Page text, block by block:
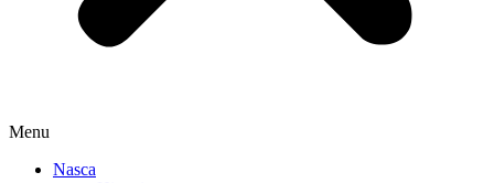
Menu
Nasca